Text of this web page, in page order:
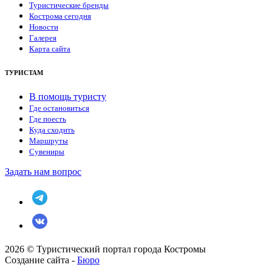
Туристические бренды
Кострома сегодня
Новости
Галерея
Карта сайта
ТУРИСТАМ
В помощь туристу
Где остановиться
Где поесть
Куда сходить
Маршруты
Сувениры
Задать нам вопрос
2026 © Туристический портал города Костромы
Создание сайта - Бюро